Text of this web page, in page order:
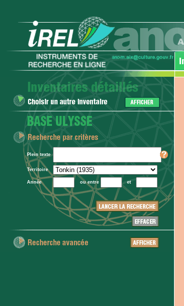
Plein texte
Territoire
Année ou entre et